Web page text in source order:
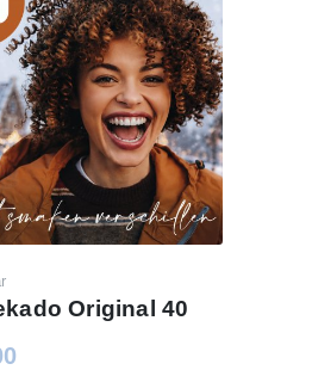
Original 40